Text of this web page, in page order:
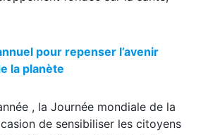
pour repenser l’avenir
la planète
, la Journée mondiale de la
de sensibiliser les citoyens